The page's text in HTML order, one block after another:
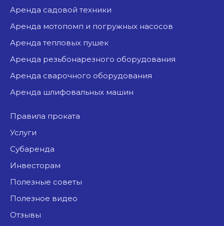
аренда садовой техники
аренда мотопомп и погружных насосов
аренда тепловых пушек
аренда резьбонарезного оборудования
аренда сварочного оборудования
аренда шлифовальных машин
Правила проката
Услуги
Субаренда
Инвесторам
Полезные советы
Полезное видео
Отзывы